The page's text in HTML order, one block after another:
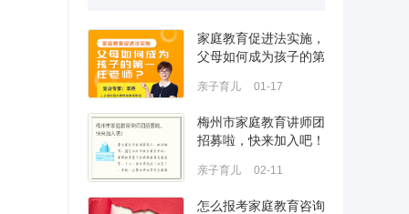
家庭教育促进法实施，
父母如何成为孩子的第
亲子育儿 01-17
梅州市家庭教育讲师团
招募啦，快来加入吧！
亲子育儿 02-11
怎么报考家庭教育咨询